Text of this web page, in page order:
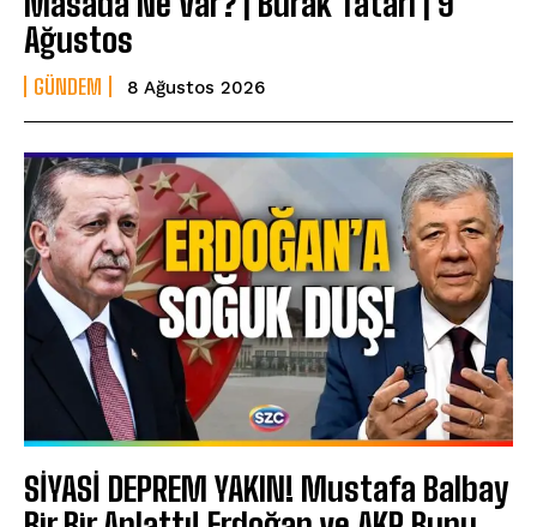
Ağustos
GÜNDEM 8 Ağustos 2026
SİYASİ DEPREM YAKIN! Mustafa Balbay